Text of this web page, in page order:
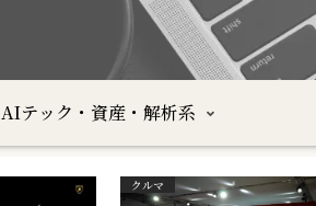
AIテック・資産・解析系
クルマ